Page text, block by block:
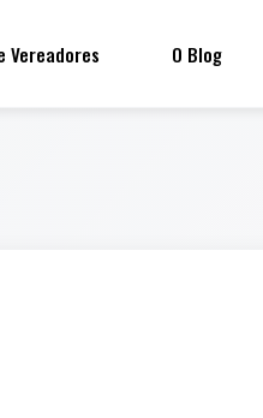
Vereadores O Blog